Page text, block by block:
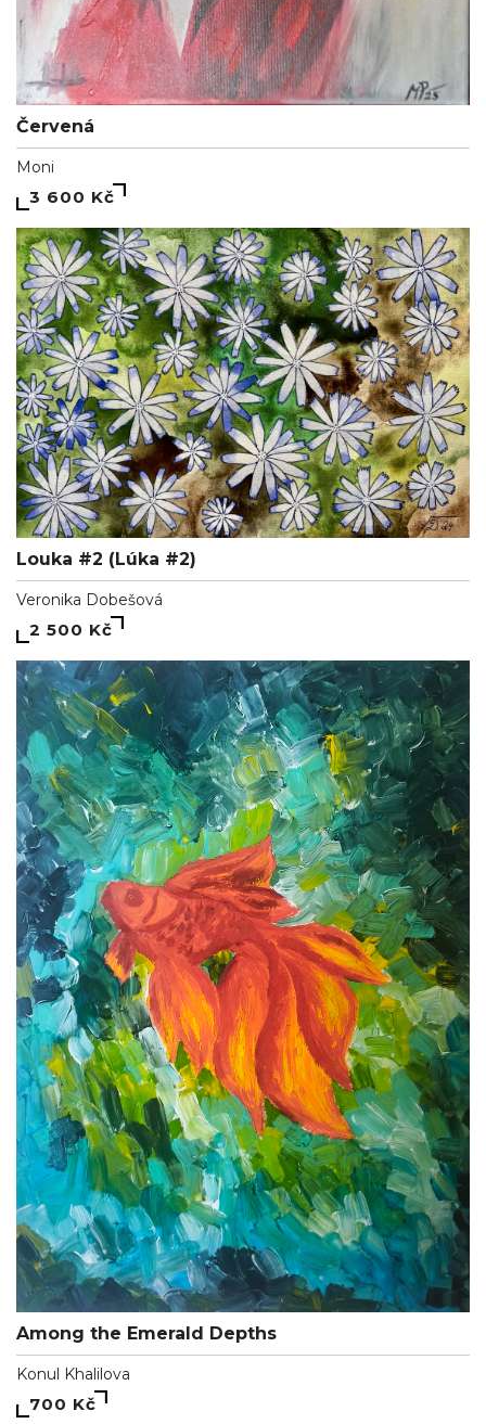
Červená
Moni
3 600 Kč
Louka #2 (Lúka #2)
Veronika Dobešová
2 500 Kč
Among the Emerald Depths
Konul Khalilova
700 Kč